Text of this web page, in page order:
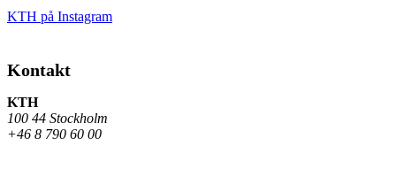
KTH på Instagram
Kontakt
KTH
100 44 Stockholm
+46 8 790 60 00